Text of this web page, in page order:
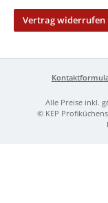
Vertrag widerrufen
Alle Preise inkl.
© KEP